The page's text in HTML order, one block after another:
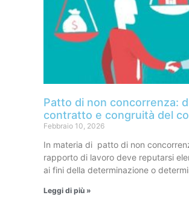
Patto di non concorrenza:
contratto e congruità del
Febbraio 10, 2026
In materia di patto di non
rapporto di lavoro deve reputarsi
ai fini della determinazione o
Leggi di più »